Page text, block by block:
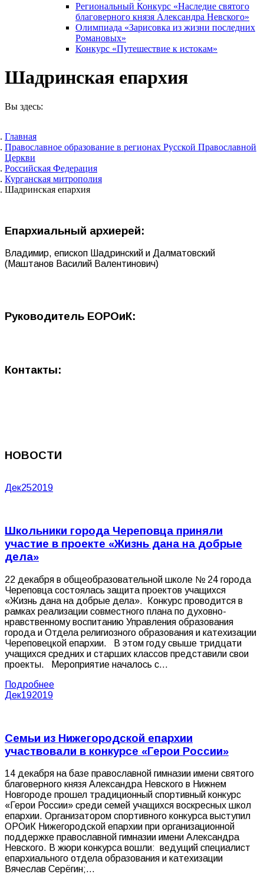
Региональный Конкурс «Наследие святого
благоверного князя Александра Невского»
Олимпиада «Зарисовка из жизни последних
Романовых»
Конкурс «Путешествие к истокам»
Шадринская епархия
Вы здесь:
Главная
Православное образование в регионах Русской Православной
Церкви
Российская Федерация
Курганская митрополия
Шадринская епархия
Епархиальный архиерей:
Владимир, епископ Шадринский и Далматовский
(Маштанов Василий Валентинович)
Руководитель ЕОРОиК:
Контакты:
НОВОСТИ
Дек252019
Школьники города Череповца приняли
участие в проекте «Жизнь дана на добрые
дела»
22 декабря в общеобразовательной школе № 24 города
Череповца состоялась защита проектов учащихся
«Жизнь дана на добрые дела». Конкурс проводится в
рамках реализации совместного плана по духовно-
нравственному воспитанию Управления образования
города и Отдела религиозного образования и катехизации
Череповецкой епархии. В этом году свыше тридцати
учащихся средних и старших классов представили свои
проекты. Мероприятие началось с…
Подробнее
Дек192019
Семьи из Нижегородской епархии
участвовали в конкурсе «Герои России»
14 декабря на базе православной гимназии имени святого
благоверного князя Александра Невского в Нижнем
Новгороде прошел традиционный спортивный конкурс
«Герои России» среди семей учащихся воскресных школ
епархии. Организатором спортивного конкурса выступил
ОРОиК Нижегородской епархии при организационной
поддержке православной гимназии имени Александра
Невского. В жюри конкурса вошли: ведущий специалист
епархиального отдела образования и катехизации
Вячеслав Серёгин;…